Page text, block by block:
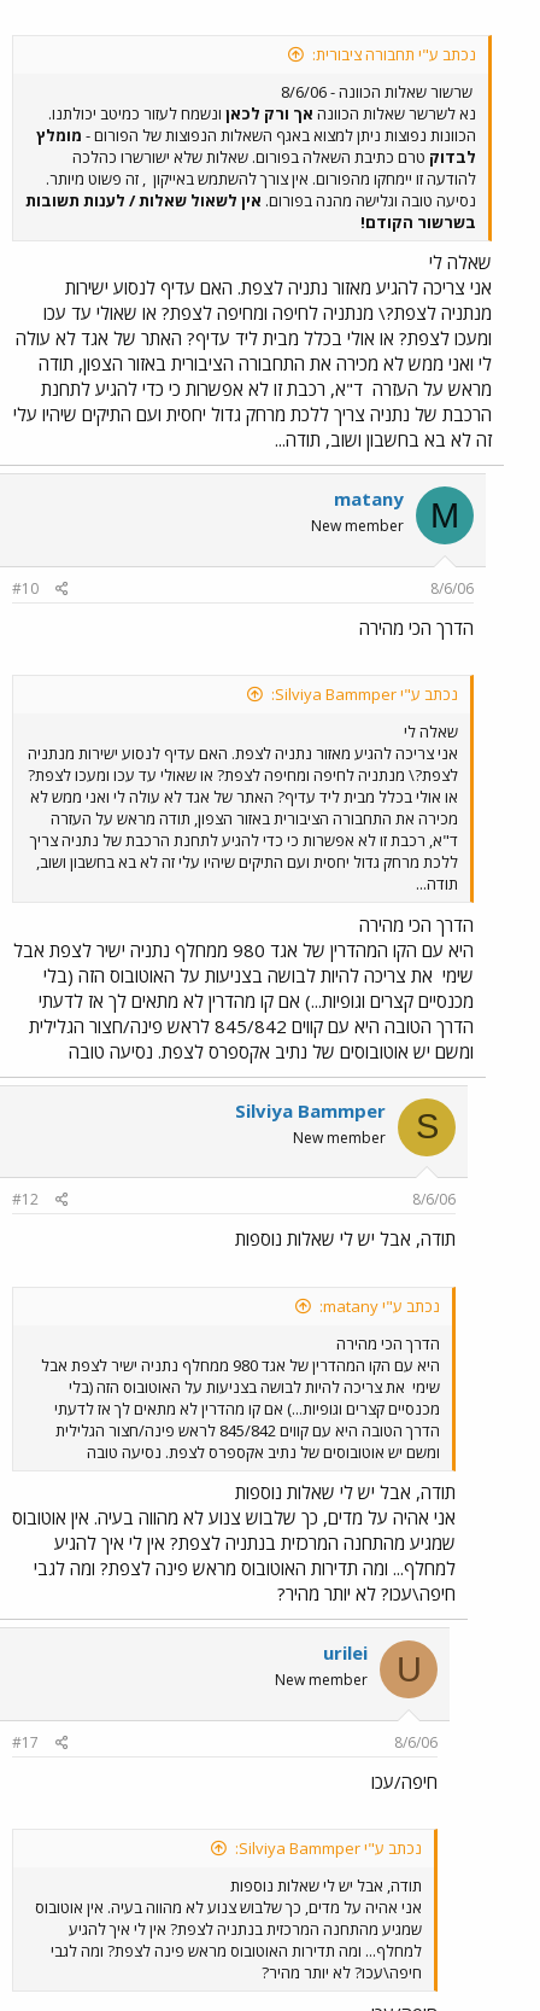
נכתב ע"י תחבורה ציבורית:
שרשור שאלות הכוונה - 8/6/06
נא לשרשר שאלות הכוונה אך ורק לכאן ונשמח לעזור כמיטב יכולתנו.
הכוונות נפוצות ניתן למצוא באגף השאלות הנפוצות של הפורום - מומלץ
לבדוק טרם כתיבת השאלה בפורום. שאלות שלא ישורשרו כהלכה
להודעה זו יימחקו מהפורום. אין צורך להשתמש באייקון
, זה פשוט מיותר.
נסיעה טובה וגלישה מהנה בפורום. אין לשאול שאלות / לענות תשובות
בשרשור הקודם!
שאלה לי
אני צריכה להגיע מאזור נתניה לצפת. האם עדיף לנסוע ישירות
מנתניה לצפת?\ מנתניה לחיפה ומחיפה לצפת? או שאולי עד עכו
ומעכו לצפת? או אולי בכלל מבית ליד עדיף? האתר של אגד לא עולה
לי ואני ממש לא מכירה את התחבורה הציבורית באזור הצפון, תודה
מראש על העזרה ד"א, רכבת זו לא אפשרות כי כדי להגיע לתחנת
הרכבת של נתניה צריך ללכת מרחק גדול יחסית ועם התיקים שיהיו עלי
זה לא בא בחשבון ושוב, תודה...
M
matany
New member
8/6/06
#10
הדרך הכי מהירה
נכתב ע"י Silviya Bammper:
שאלה לי
אני צריכה להגיע מאזור נתניה לצפת. האם עדיף לנסוע ישירות מנתניה
לצפת?\ מנתניה לחיפה ומחיפה לצפת? או שאולי עד עכו ומעכו לצפת?
או אולי בכלל מבית ליד עדיף? האתר של אגד לא עולה לי ואני ממש לא
מכירה את התחבורה הציבורית באזור הצפון, תודה מראש על העזרה
ד"א, רכבת זו לא אפשרות כי כדי להגיע לתחנת הרכבת של נתניה צריך
ללכת מרחק גדול יחסית ועם התיקים שיהיו עלי זה לא בא בחשבון ושוב,
תודה...
הדרך הכי מהירה
היא עם הקו המהדרין של אגד 980 ממחלף נתניה ישיר לצפת אבל
שימי את צריכה להיות לבושה בצניעות על האוטובוס הזה (בלי
מכנסיים קצרים וגופיות...) אם קו מהדרין לא מתאים לך אז לדעתי
הדרך הטובה היא עם קווים 845/842 לראש פינה/חצור הגלילית
ומשם יש אוטובוסים של נתיב אקספרס לצפת. נסיעה טובה
S
Silviya Bammper
New member
8/6/06
#12
תודה, אבל יש לי שאלות נוספות
נכתב ע"י matany:
הדרך הכי מהירה
היא עם הקו המהדרין של אגד 980 ממחלף נתניה ישיר לצפת אבל
שימי את צריכה להיות לבושה בצניעות על האוטובוס הזה (בלי
מכנסיים קצרים וגופיות...) אם קו מהדרין לא מתאים לך אז לדעתי
הדרך הטובה היא עם קווים 845/842 לראש פינה/חצור הגלילית
ומשם יש אוטובוסים של נתיב אקספרס לצפת. נסיעה טובה
תודה, אבל יש לי שאלות נוספות
אני אהיה על מדים, כך שלבוש צנוע לא מהווה בעיה. אין אוטובוס
שמגיע מהתחנה המרכזית בנתניה לצפת? אין לי איך להגיע
למחלף... ומה תדירות האוטובוס מראש פינה לצפת? ומה לגבי
חיפה\עכו? לא יותר מהיר?
U
urilei
New member
8/6/06
#17
חיפה/עכו
נכתב ע"י Silviya Bammper:
תודה, אבל יש לי שאלות נוספות
אני אהיה על מדים, כך שלבוש צנוע לא מהווה בעיה. אין אוטובוס
שמגיע מהתחנה המרכזית בנתניה לצפת? אין לי איך להגיע
למחלף... ומה תדירות האוטובוס מראש פינה לצפת? ומה לגבי
חיפה\עכו? לא יותר מהיר?